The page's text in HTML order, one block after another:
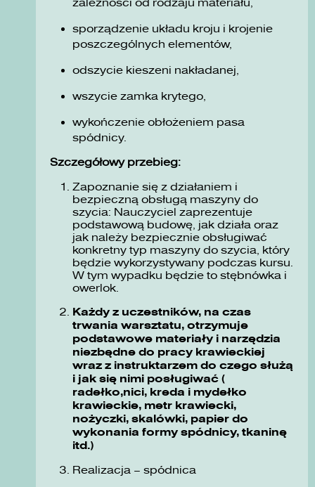
sporządzenie układu kroju i krojenie
poszczególnych elementów,
odszycie kieszeni nakładanej,
wszycie zamka krytego,
wykończenie obłożeniem pasa
spódnicy.
Szczegółowy przebieg:
Zapoznanie się z działaniem i
bezpieczną obsługą maszyny do
szycia: Nauczyciel zaprezentuje
podstawową budowę, jak działa oraz
jak należy bezpiecznie obsługiwać
konkretny typ maszyny do szycia, który
będzie wykorzystywany podczas kursu.
W tym wypadku będzie to stębnówka i
owerlok.
Każdy z uczestników, na czas
trwania warsztatu, otrzymuje
podstawowe materiały i narzędzia
niezbędne do pracy krawieckiej
wraz z instruktarzem do czego służą
i jak się nimi posługiwać (
radełko,nici, kreda i mydełko
krawieckie, metr krawiecki,
nożyczki, skalówki, papier do
wykonania formy spódnicy, tkaninę
itd.)
Realizacja – spódnica